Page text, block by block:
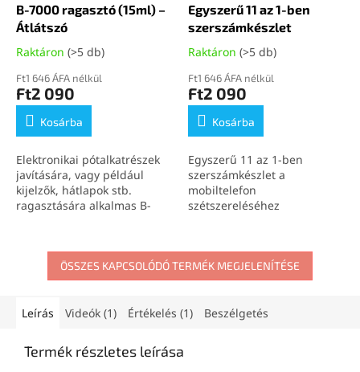
B-7000 ragasztó (15ml) –
Átlátszó
Raktáron (>5 db)
Ft1 646 ÁFA nélkül
Ft2 090
Kosárba
Elektronikai pótalkatrészek
javítására, vagy például
kijelzők, hátlapok stb.
ragasztására alkalmas B-
Egyszerű 11 az 1-ben
szerszámkészlet
Raktáron (>5 db)
Ft1 646 ÁFA nélkül
Ft2 090
Kosárba
Egyszerű 11 az 1-ben
szerszámkészlet a
mobiltelefon
szétszereléséhez
ÖSSZES KAPCSOLÓDÓ TERMÉK MEGJELENÍTÉSE
Leírás Videók (1) Értékelés (1) Beszélgetés
Termék részletes leírása